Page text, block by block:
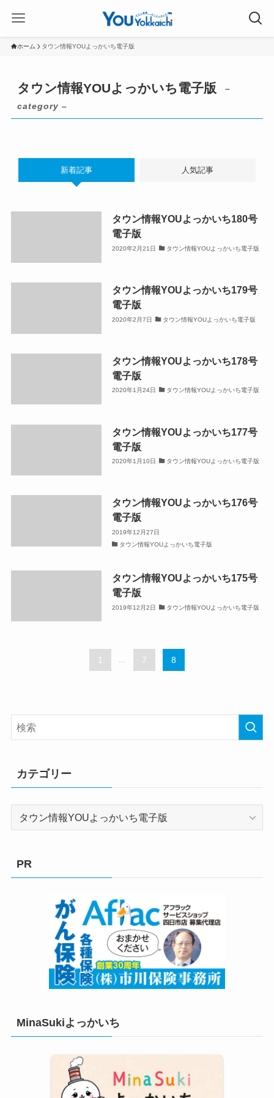
ホーム タウン情報YOUよっかいち電子版
タウン情報YOUよっかいち電子版
–
category –
新着記事 人気記事
タウン情報YOUよっかいち180号
電子版
2020年2月21日 タウン情報YOUよっかいち電子版
タウン情報YOUよっかいち179号
電子版
2020年2月7日 タウン情報YOUよっかいち電子版
タウン情報YOUよっかいち178号
電子版
2020年1月24日 タウン情報YOUよっかいち電子版
タウン情報YOUよっかいち177号
電子版
2020年1月10日 タウン情報YOUよっかいち電子版
タウン情報YOUよっかいち176号
電子版
2019年12月27日
タウン情報YOUよっかいち電子版
タウン情報YOUよっかいち175号
電子版
2019年12月2日 タウン情報YOUよっかいち電子版
1 ... 7 8
カテゴリー
PR
MinaSukiよっかいち